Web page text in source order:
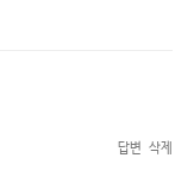
답변 삭제